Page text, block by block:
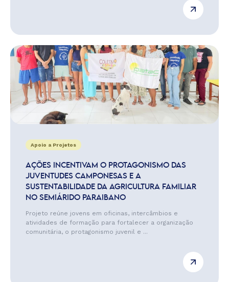
Apoio a Projetos
AÇÕES INCENTIVAM O PROTAGONISMO DAS
JUVENTUDES CAMPONESAS E A
SUSTENTABILIDADE DA AGRICULTURA FAMILIAR
NO SEMIÁRIDO PARAIBANO
Projeto reúne jovens em oficinas, intercâmbios e
atividades de formação para fortalecer a organização
comunitária, o protagonismo juvenil e ...